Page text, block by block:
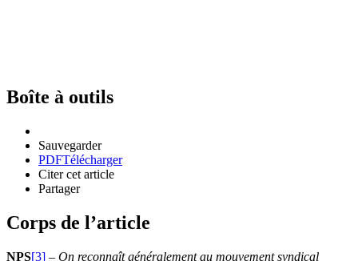
Boîte à outils
Sauvegarder
PDFTélécharger
Citer cet article
Partager
Corps de l’article
NPS[3] – On reconnaît généralement au mouvement syndical